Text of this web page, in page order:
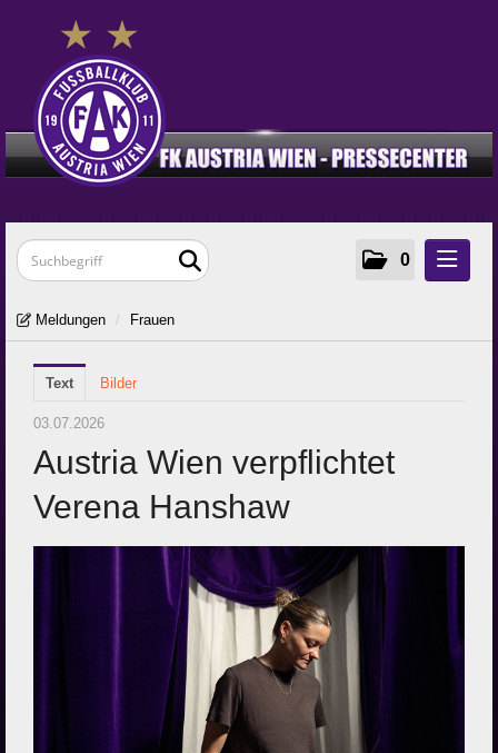
0
Meldungen
Frauen
Young Violets
Media
Zur Klub-Seite
Meldungen / Frauen
Text Bilder
03.07.2026
Austria Wien verpflichtet
Verena Hanshaw